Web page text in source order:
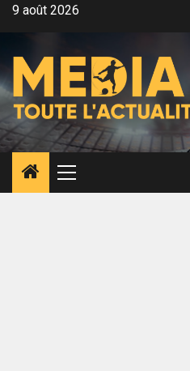
Aller9 août 2026
Menu
principal